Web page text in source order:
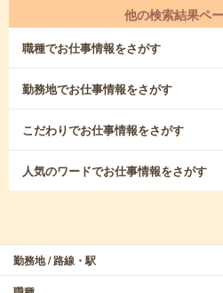
他の検索結果ペ
職種でお仕事情報をさがす
勤務地でお仕事情報をさがす
こだわりでお仕事情報をさがす
人気のワードでお仕事情報をさがす
勤務地 / 路線・駅